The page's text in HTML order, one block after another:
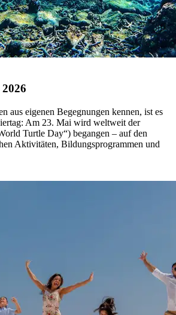
aus eigenen Begegnungen kennen, ist es
Am 23. Mai wird weltweit der
Turtle Day“) begangen – auf den
Aktivitäten, Bildungsprogrammen und